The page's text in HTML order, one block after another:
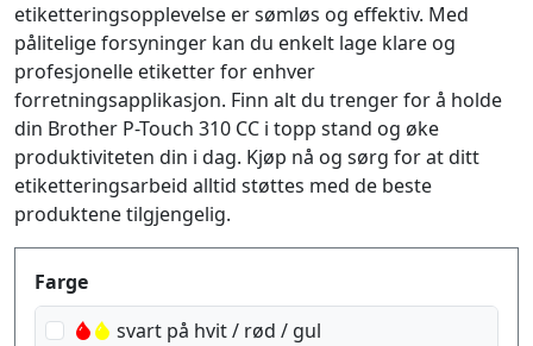
etiketteringsopplevelse er sømløs og effektiv. Med
pålitelige forsyninger kan du enkelt lage klare og
profesjonelle etiketter for enhver
forretningsapplikasjon. Finn alt du trenger for å holde
din Brother P-Touch 310 CC i topp stand og øke
produktiviteten din i dag. Kjøp nå og sørg for at ditt
etiketteringsarbeid alltid støttes med de beste
produktene tilgjengelig.
Produktfilter
Farge
svart på hvit / rød / gul